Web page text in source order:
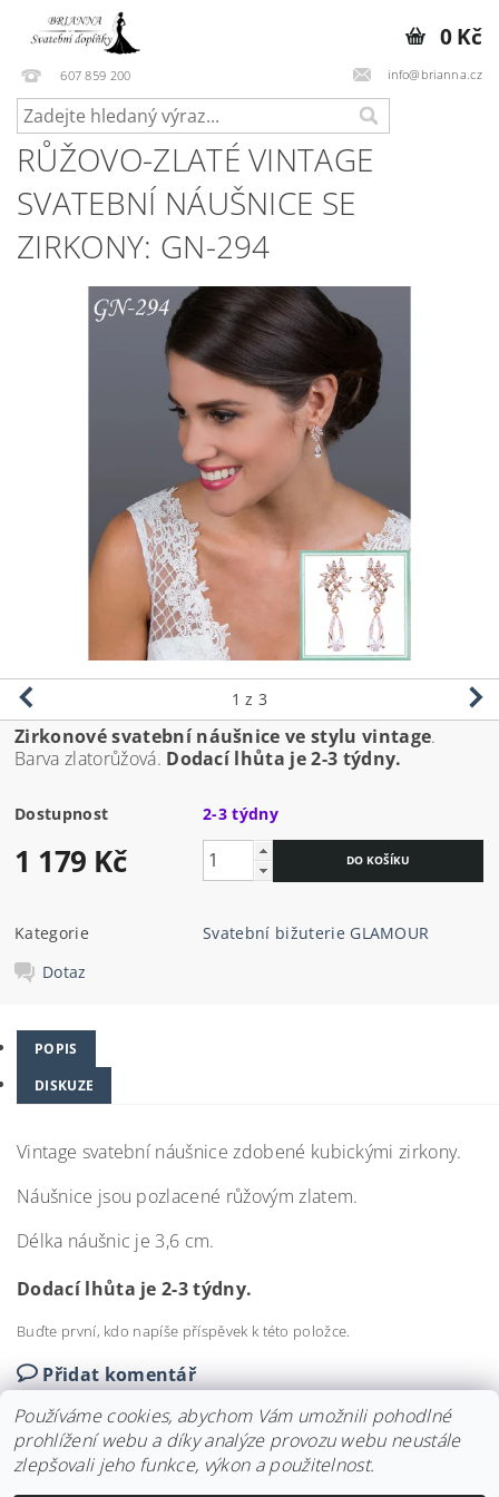
607 859 200 info@brianna.cz
0 Kč
RŮŽOVO-ZLATÉ VINTAGE
SVATEBNÍ NÁUŠNICE SE
ZIRKONY: GN-294
1 z 3
Zirkonové svatební náušnice ve stylu vintage.
Barva zlatorůžová. Dodací lhůta je 2-3 týdny.
Dostupnost 2-3 týdny
1 179 Kč
Kategorie
Svatební bižuterie GLAMOUR
Dotaz
POPIS
DISKUZE
Vintage svatební náušnice zdobené kubickými zirkony.
Náušnice jsou pozlacené růžovým zlatem.
Délka náušnic je 3,6 cm.
Dodací lhůta je 2-3 týdny.
Buďte první, kdo napíše příspěvek k této položce.
Přidat komentář
Používáme cookies, abychom Vám umožnili pohodlné
prohlížení webu a díky analýze provozu webu neustále
zlepšovali jeho funkce, výkon a použitelnost.